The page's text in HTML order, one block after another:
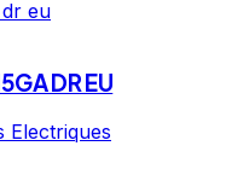
DR EU
Electriques